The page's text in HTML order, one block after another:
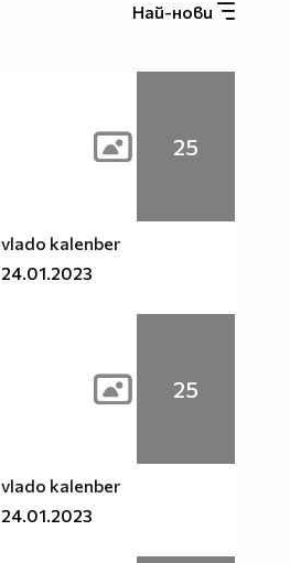
Най-нови
25
vlado kalenber
24.01.2023
25
vlado kalenber
24.01.2023